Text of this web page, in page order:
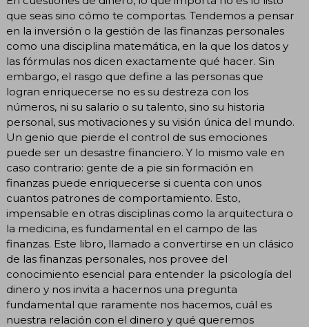
que seas sino cómo te comportas. Tendemos a pensar
en la inversión o la gestión de las finanzas personales
como una disciplina matemática, en la que los datos y
las fórmulas nos dicen exactamente qué hacer. Sin
embargo, el rasgo que define a las personas que
logran enriquecerse no es su destreza con los
números, ni su salario o su talento, sino su historia
personal, sus motivaciones y su visión única del mundo.
Un genio que pierde el control de sus emociones
puede ser un desastre financiero. Y lo mismo vale en
caso contrario: gente de a pie sin formación en
finanzas puede enriquecerse si cuenta con unos
cuantos patrones de comportamiento. Esto,
impensable en otras disciplinas como la arquitectura o
la medicina, es fundamental en el campo de las
finanzas. Este libro, llamado a convertirse en un clásico
de las finanzas personales, nos provee del
conocimiento esencial para entender la psicología del
dinero y nos invita a hacernos una pregunta
fundamental que raramente nos hacemos, cuál es
nuestra relación con el dinero y qué queremos